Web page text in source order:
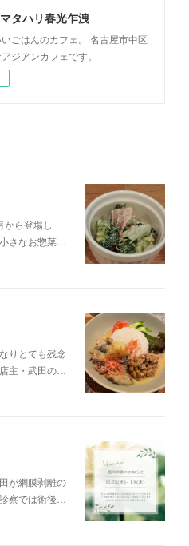
タハリ春光乍洩
ごはんのカフェ。 名古屋市中区
ジアンカフェです。
から登場し
さなお惣菜…
りとても残念
主・武田の…
が網膜剥離の
察では術後…